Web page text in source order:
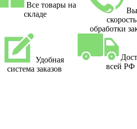
Все товары на
складе
скорость
обработки
Удобная
система заказов
всей РФ